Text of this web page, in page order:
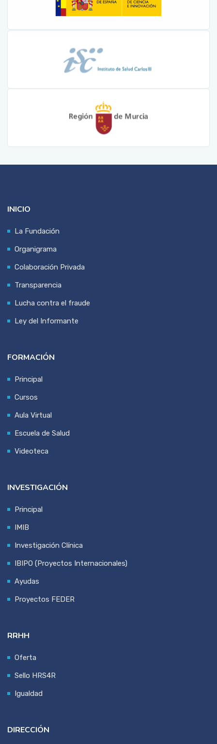
INICIO
La Fundación
Organigrama
Colaboración Privada
Transparencia
Lucha contra el fraude
Ley del Informante
FORMACIÓN
Principal
Cursos
Aula Virtual
Escuela de Salud
Videoteca
INVESTIGACIÓN
Principal
IMIB
Investigación Clínica
IBIPO (Proyectos Internacionales)
Ayudas
Proyectos FEDER
RRHH
Oferta
Sello HRS4R
Igualdad
DIRECCIÓN